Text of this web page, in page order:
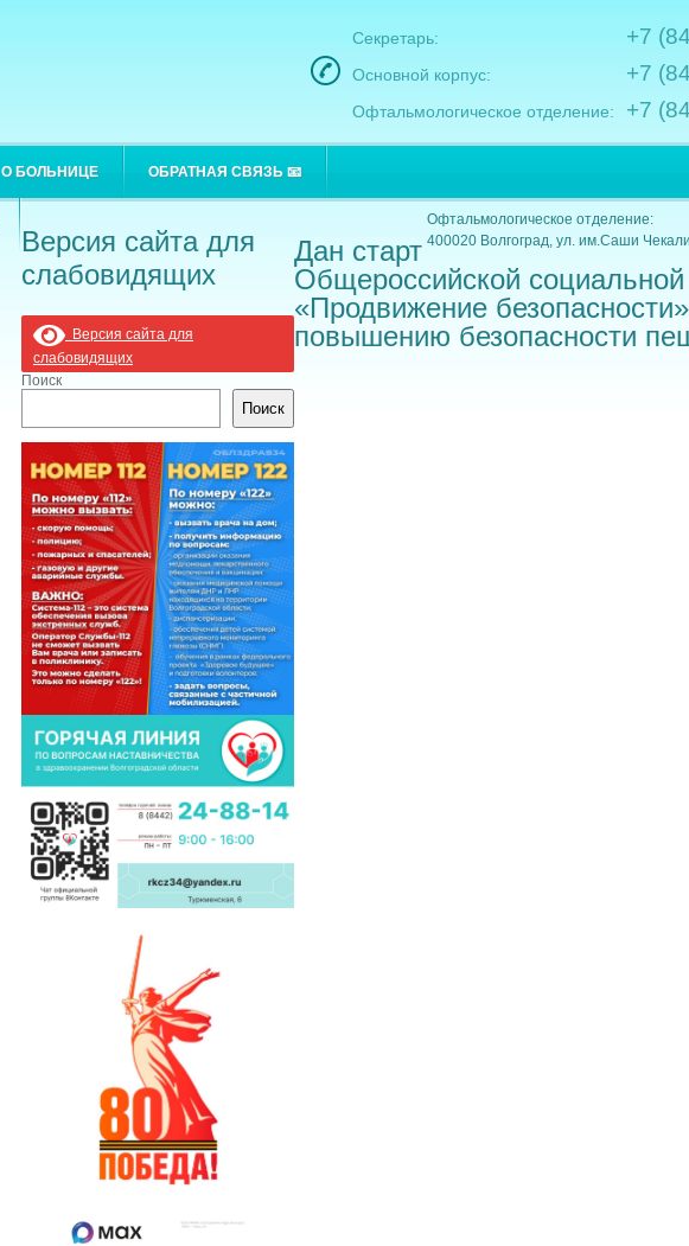
Секретарь: +7
Основной корпус: +7
Офтальмологическое отделение: +7
Офтальмологическое отделение:
400020 Волгоград, ул. им.Саши
О БОЛЬНИЦЕ ОБРАТНАЯ СВЯЗЬ 📧
Версия сайта для
слабовидящих
Версия сайта для
слабовидящих
Поиск
Поиск
Дан старт
Общероссийской
«Продвижение
повышению безопасности